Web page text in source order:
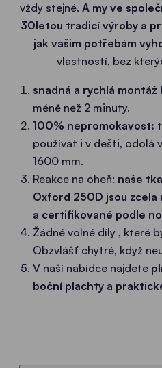
vždy stejné. A my ve
30letou tradicí výroby a
jak vašim potřebám
vlastností, bez
snadná a rychlá montáž
méně než 2 minuty.
100% nepromokavost:
používat i v dešti, odolá
1600 mm.
Reakce na oheň: naše
Oxford 250D jsou
a certifikované podle
Žádné volné díly , které
Obzvlášť chytré, když
V naší nabídce najdete
boční plachty a